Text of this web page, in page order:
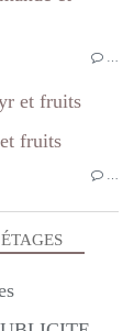
et fruits